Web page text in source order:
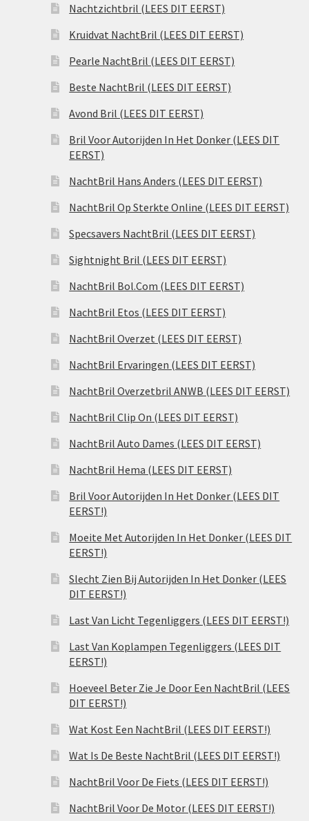
Nachtzichtbril (LEES DIT EERST)
Kruidvat NachtBril (LEES DIT EERST)
Pearle NachtBril (LEES DIT EERST)
Beste NachtBril (LEES DIT EERST)
Avond Bril (LEES DIT EERST)
Bril Voor Autorijden In Het Donker (LEES DIT
EERST)
NachtBril Hans Anders (LEES DIT EERST)
NachtBril Op Sterkte Online (LEES DIT EERST)
Specsavers NachtBril (LEES DIT EERST)
Sightnight Bril (LEES DIT EERST)
NachtBril Bol.Com (LEES DIT EERST)
NachtBril Etos (LEES DIT EERST)
NachtBril Overzet (LEES DIT EERST)
NachtBril Ervaringen (LEES DIT EERST)
NachtBril Overzetbril ANWB (LEES DIT EERST)
NachtBril Clip On (LEES DIT EERST)
NachtBril Auto Dames (LEES DIT EERST)
NachtBril Hema (LEES DIT EERST)
Bril Voor Autorijden In Het Donker (LEES DIT
EERST!)
Moeite Met Autorijden In Het Donker (LEES DIT
EERST!)
Slecht Zien Bij Autorijden In Het Donker (LEES
DIT EERST!)
Last Van Licht Tegenliggers (LEES DIT EERST!)
Last Van Koplampen Tegenliggers (LEES DIT
EERST!)
Hoeveel Beter Zie Je Door Een NachtBril (LEES
DIT EERST!)
Wat Kost Een NachtBril (LEES DIT EERST!)
Wat Is De Beste NachtBril (LEES DIT EERST!)
NachtBril Voor De Fiets (LEES DIT EERST!)
NachtBril Voor De Motor (LEES DIT EERST!)